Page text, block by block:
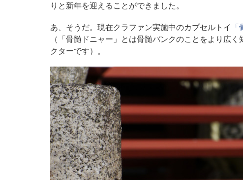
りと新年を迎えることができました。
あ、そうだ。現在クラファン実施中のカプセルトイ
（「骨髄ドニャー」とは骨髄バンクのことをより広
クターです）。